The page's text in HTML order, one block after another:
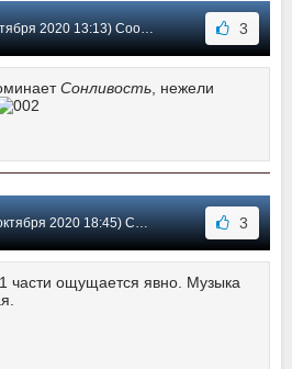
2020 13:13) Сообщение #4 3
Сонливость , нежели
2020 18:45) Сообщение #3 3
части ощущается явно. Музыка